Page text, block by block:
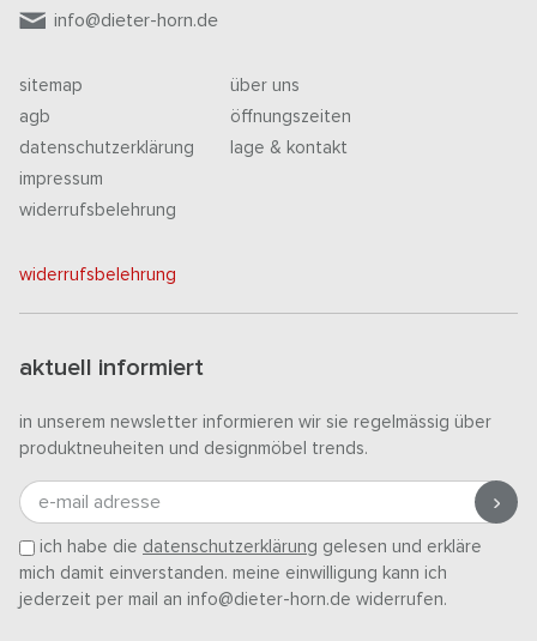
info@dieter-horn.de
sitemap
agb
datenschutzerklärung
impressum
widerrufsbelehrung
über uns
öffnungszeiten
lage & kontakt
widerrufsbelehrung
aktuell informiert
in unserem newsletter informieren wir sie regelmässig über
produktneuheiten und designmöbel trends.
e-mail adresse
ich habe die datenschutzerklärung gelesen und erkläre
mich damit einverstanden. meine einwilligung kann ich
jederzeit per mail an info@dieter-horn.de widerrufen.